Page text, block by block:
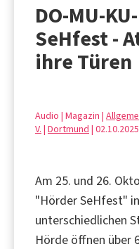
DO-MU-
SeHfest -
ihre Türen
Audio | Magazin |
V. | Dortmund |
Am 25. und 26.
"Hörder SeHfest"
unterschiedlichen
Hörde öffnen über